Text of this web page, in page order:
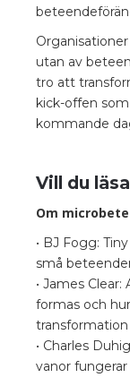
utan av
tro att
kick-offen
kommande
Vill du
Om
• BJ Fogg:
små
• James
formas och
transformation
• Charles
vanor